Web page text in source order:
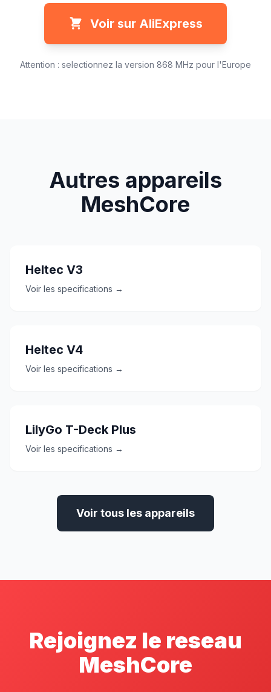
Voir sur AliExpress
Attention : selectionnez la version 868 MHz pour l'Europe
Autres appareils
MeshCore
Heltec V3
Voir les specifications →
Heltec V4
Voir les specifications →
LilyGo T-Deck Plus
Voir les specifications →
Voir tous les appareils
Rejoignez le reseau
MeshCore